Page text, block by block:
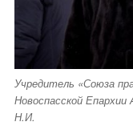
Учредитель «Союза
Новоспасской
Н.И.